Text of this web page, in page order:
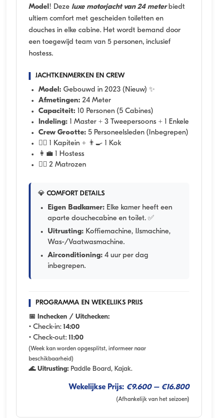
Model! Deze luxe motorjacht van 24 meterbiedt
ultiem comfort met gescheiden toiletten en
douches in elke cabine. Het wordt bemand door
een toegewijd team van 5 personen, inclusief
hostess.
JACHTKENMERKEN EN CREW
Model: Gebouwd in 2023 (Nieuw) ✨
Afmetingen: 24 Meter
Capaciteit: 10 Personen (5 Cabines)
Indeling: 1 Master + 3 Tweepersoons + 1 Enkele
Crew Grootte: 5 Personeelsleden (Inbegrepen)
👨‍✈️ 1 Kapitein + 👨‍🍳 1 Kok
👩‍💼 1 Hostess
🧑‍✈️ 2 Matrozen
💎 COMFORT DETAILS
Eigen Badkamer: Elke kamer heeft een
aparte douchecabine en toilet. ✅
Uitrusting: Koffiemachine, IJsmachine,
Was-/Vaatwasmachine.
Airconditioning: 4 uur per dag
inbegrepen.
PROGRAMMA EN WEKELIJKS PRIJS
📅 Inchecken / Uitchecken:
• Check-in: 14:00
• Check-out: 11:00
(Week kan worden opgesplitst, informeer naar
beschikbaarheid)
🌊 Uitrusting: Paddle Board, Kajak.
Wekelijkse Prijs: €9.600 – €16.800
(Afhankelijk van het seizoen)